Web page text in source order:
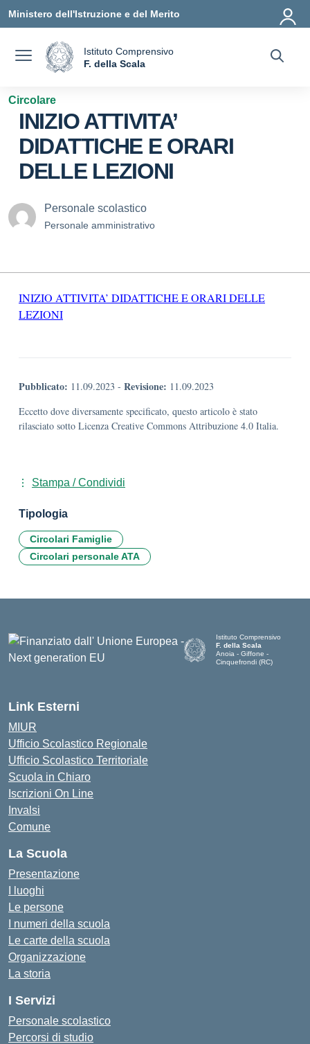
Ministero dell'Istruzione e del Merito
Istituto Comprensivo
F. della Scala
Circolare
INIZIO ATTIVITA’
DIDATTICHE E ORARI
DELLE LEZIONI
Personale scolastico
Personale amministrativo
INIZIO ATTIVITA’ DIDATTICHE E ORARI DELLE
LEZIONI
Pubblicato: 11.09.2023 - Revisione: 11.09.2023
Eccetto dove diversamente specificato, questo articolo è stato
rilasciato sotto Licenza Creative Commons Attribuzione 4.0 Italia.
Stampa / Condividi
Tipologia
Circolari Famiglie
Circolari personale ATA
Istituto Comprensivo
F. della Scala
Anoia - Giffone -
Cinquefrondi (RC)
Link Esterni
MIUR
Ufficio Scolastico Regionale
Ufficio Scolastico Territoriale
Scuola in Chiaro
Iscrizioni On Line
Invalsi
Comune
La Scuola
Presentazione
I luoghi
Le persone
I numeri della scuola
Le carte della scuola
Organizzazione
La storia
I Servizi
Personale scolastico
Percorsi di studio